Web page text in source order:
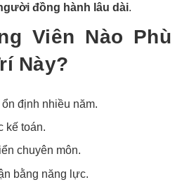
đồng hành lâu dài.
Viên Nào Phù
Này?
định nhiều năm.
kế toán.
chuyên môn.
bằng năng lực.